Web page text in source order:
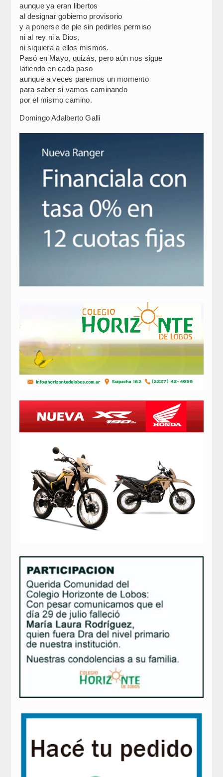
aunque ya eran libertos
al designar gobierno provisorio
y a ponerse de pie sin pedirles permiso
ni al rey ni a Dios,
ni siquiera a ellos mismos.
Pasó en Mayo, quizás, pero aún nos sigue
latiendo en cada paso
aunque a veces paremos un momento
para saber si vamos caminando
por el mismo camino.
Domingo Adalberto Galli